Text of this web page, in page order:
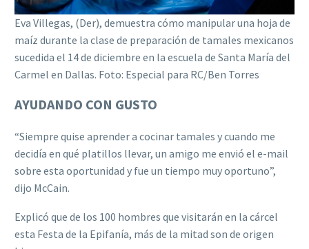
Eva Villegas, (Der), demuestra cómo manipular una hoja de
maíz durante la clase de preparación de tamales mexicanos
sucedida el 14 de diciembre en la escuela de Santa María del
Carmel en Dallas. Foto: Especial para RC/Ben Torres
AYUDANDO CON GUSTO
“Siempre quise aprender a cocinar tamales y cuando me
decidía en qué platillos llevar, un amigo me envió el e-mail
sobre esta oportunidad y fue un tiempo muy oportuno”,
dijo McCain.
Explicó que de los 100 hombres que visitarán en la cárcel
esta Festa de la Epifanía, más de la mitad son de origen